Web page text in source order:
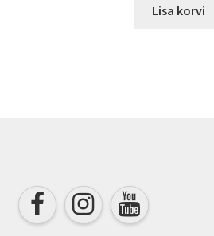
Lisa korvi